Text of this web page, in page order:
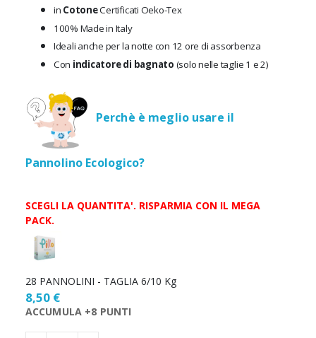
in CotoneCertificati Oeko-Tex
100% Made in Italy
Ideali anche per la notte con 12 ore di assorbenza
Con indicatore di bagnato (solo nelle taglie 1 e 2)
Perchè è meglio usare il
Pannolino Ecologico?
SCEGLI LA QUANTITA'. RISPARMIA CON IL MEGA
PACK.
Scegli
quantità
28 PANNOLINI - TAGLIA 6/10 Kg
8,50 €
ACCUMULA +8 PUNTI